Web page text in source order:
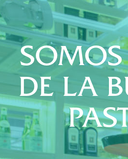
SOMOS
DE LA